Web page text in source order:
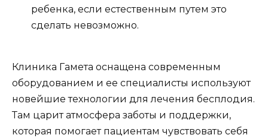
ребенка, если естественным путем это
сделать невозможно.
Клиника Гамета оснащена современным
оборудованием и ее специалисты используют
новейшие технологии для лечения бесплодия.
Там царит атмосфера заботы и поддержки,
которая помогает пациентам чувствовать себя